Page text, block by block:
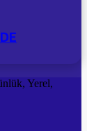
Yerel,